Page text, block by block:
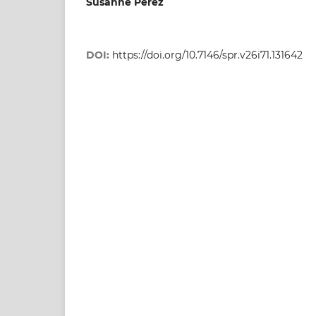
DOI: https://doi.org/10.7146/spr.v26i71.131642